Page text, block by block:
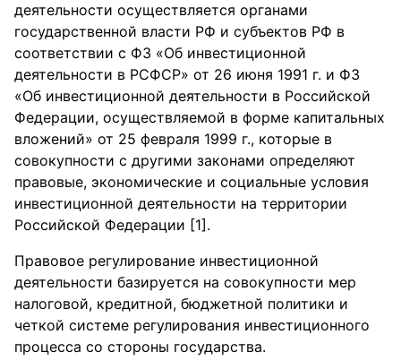
деятельности осуществляется органами
государственной власти РФ и субъектов РФ в
соответствии с ФЗ «Об инвестиционной
деятельности в РСФСР» от 26 июня 1991 г. и ФЗ
«Об инвестиционной деятельности в Российской
Федерации, осуществляемой в форме капитальных
вложений» от 25 февраля 1999 г., которые в
совокупности с другими законами определяют
правовые, экономические и социальные условия
инвестиционной деятельности на территории
Российской Федерации [1].
Правовое регулирование инвестиционной
деятельности базируется на совокупности мер
налоговой, кредитной, бюджетной политики и
четкой системе регулирования инвестиционного
процесса со стороны государства.